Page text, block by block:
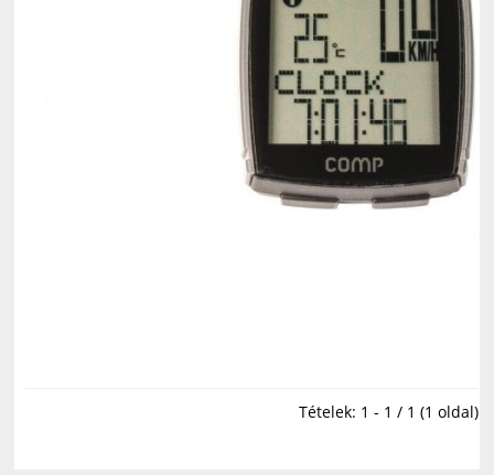
Tételek: 1 - 1 / 1 (1 oldal)